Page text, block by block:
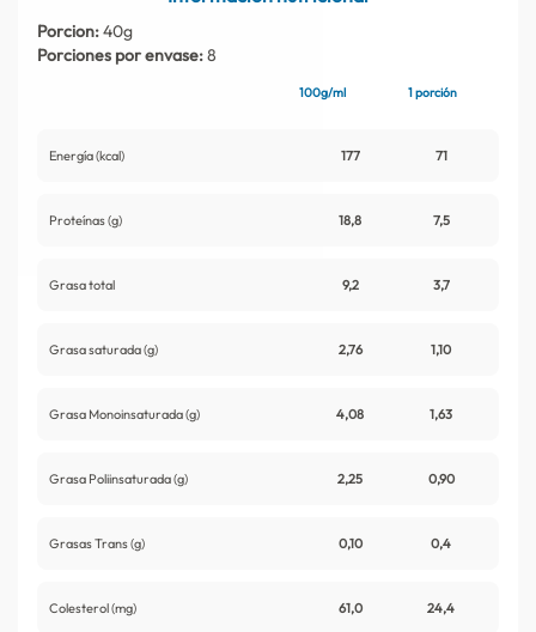
Porcion:40g
Porciones por envase:8
100g/ml 1 porción
Energía (kcal) 177 71
Proteínas (g) 18,8 7,5
Grasa total 9,2 3,7
Grasa saturada (g) 2,76 1,10
Grasa Monoinsaturada (g) 4,08 1,63
Grasa Poliinsaturada (g) 2,25 0,90
Grasas Trans (g) 0,10 0,4
Colesterol (mg) 61,0 24,4